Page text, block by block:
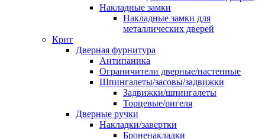
Накладные замки
Накладные замки для
металлических дверей
Крит
Дверная фурнитура
Антипаника
Ограничители дверные/настенные
Шпингалеты/засовы/задвижки
Задвижки/шпингалеты
Торцевые/ригеля
Дверные ручки
Накладки/завертки
Броненакладки